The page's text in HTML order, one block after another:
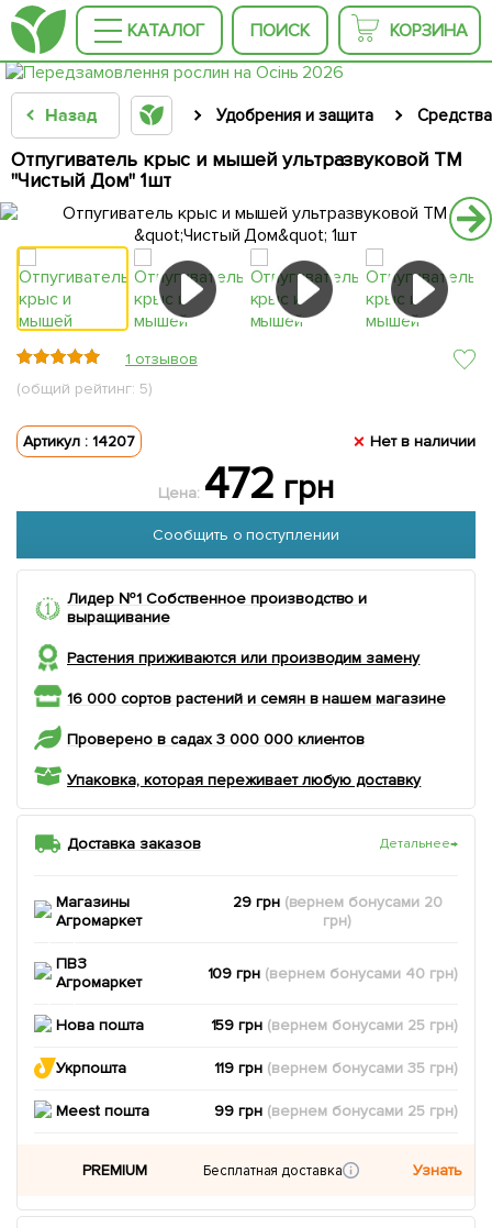
КАТАЛОГ ПОИСК КОРЗИНА
Назад Удобрения и защита
Отпугиватель крыс и мышей ультразвуковой ТМ
"Чистый Дом" 1шт
1 отзывов
(общий рейтинг: 5)
Артикул : 14207 Нет в наличии
Цена: 472 грн
Сообщить о поступлении
Лидер №1 Собственное производство и
выращивание
Растения приживаются или производим замену
16 000 сортов растений и семян в нашем магазине
Проверено в садах 3 000 000 клиентов
Упаковка, которая переживает любую доставку
Доставка заказов Детальнее→
Магазины
Агромаркет
29 грн (вернем бонусами 20
грн)
ПВЗ
Агромаркет
109 грн (вернем бонусами 40 грн)
Нова пошта 159 грн (вернем бонусами 25 грн)
Укрпошта 119 грн (вернем бонусами35 грн)
Meest пошта 99 грн (вернем бонусами 25 грн)
PREMIUM Бесплатная доставка Узнать